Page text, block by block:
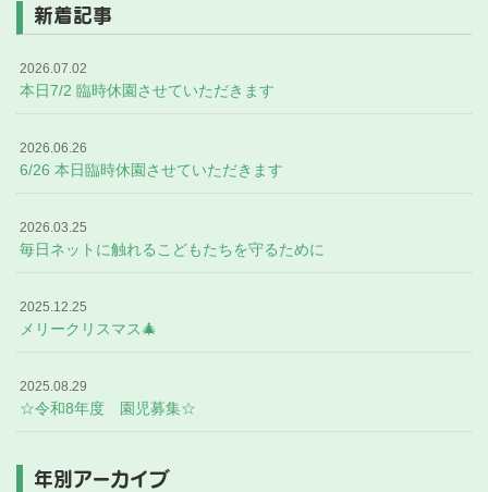
新着記事
2026.07.02
本日7/2 臨時休園させていただきます
2026.06.26
6/26 本日臨時休園させていただきます
2026.03.25
毎日ネットに触れるこどもたちを守るために
2025.12.25
メリークリスマス🎄
2025.08.29
☆令和8年度 園児募集☆
年別アーカイブ